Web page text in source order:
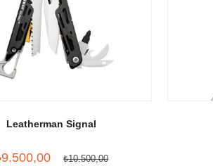
Leatherman Signal
₺10.500,00